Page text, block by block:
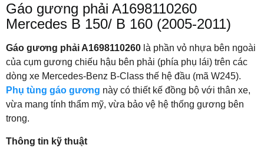
Gáo gương phải A1698110260
Mercedes B 150/ B 160 (2005-2011)
Gáo gương phải A1698110260 là phần vỏ nhựa bên ngoài
của cụm gương chiếu hậu bên phải (phía phụ lái) trên các
dòng xe Mercedes-Benz B-Class thế hệ đầu (mã W245).
Phụ tùng gáo gương này có thiết kế đồng bộ với thân xe,
vừa mang tính thẩm mỹ, vừa bảo vệ hệ thống gương bên
trong.
Thông tin kỹ thuật